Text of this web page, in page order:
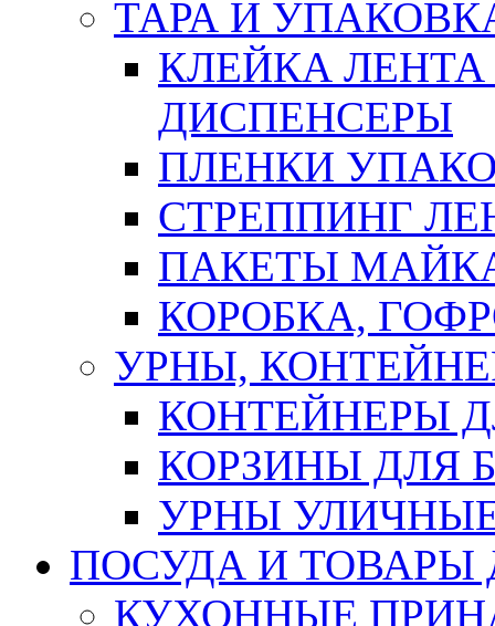
ТАРА И
КЛЕЙКА
ДИСПЕНСЕРЫ
ПЛЕНКИ
СТРЕППИНГ
ПАКЕТЫ
КОРОБКА,
УРНЫ,
КОНТЕЙНЕРЫ
КОРЗИНЫ ДЛЯ
УРНЫ
ПОСУДА И ТОВАРЫ
КУХОННЫЕ